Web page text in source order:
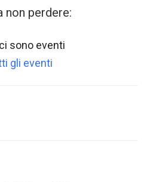
non perdere:
sono eventi
gli eventi